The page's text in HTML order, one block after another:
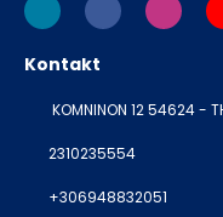
Kontakt
KOMNINON 12 54624 -
2310235554
+306948832051